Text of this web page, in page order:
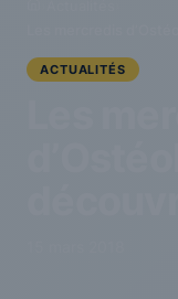
ACTUALITÉS